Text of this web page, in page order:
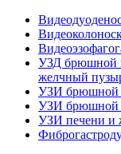
УЗД брюшной
желчный
УЗИ брюшной
УЗИ брюшной
УЗИ печени и